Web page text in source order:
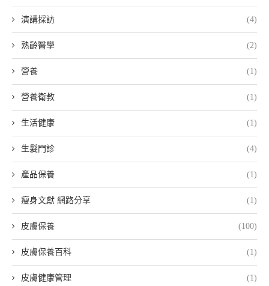
演講採訪 (4)
熟齡醫學 (2)
營養 (1)
營養衛教 (1)
生活健康 (1)
生髮門診 (4)
產品保養 (1)
瘦身文獻 網路分享 (1)
皮膚保養 (100)
皮膚保養百科 (1)
皮膚健康管理 (1)